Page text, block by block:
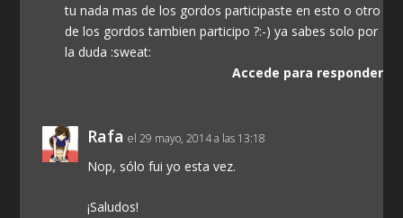
tu nada mas de los gordos participaste en esto o otro
de los gordos tambien participo ?:-) ya sabes solo por
la duda :sweat:
Accede para responder
Rafa el 29 mayo, 2014 a las 13:18
Nop, sólo fui yo esta vez.
¡Saludos!